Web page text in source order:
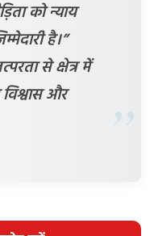
को न्याय
है।”
से क्षेत्र में
और